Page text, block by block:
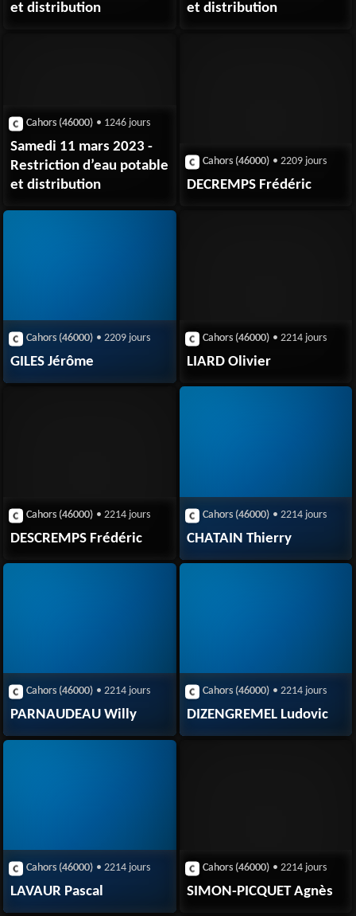
et distribution
et distribution
Cahors (46000) • 1246 jours
Samedi 11 mars 2023 -
Restriction d’eau potable
et distribution
Cahors (46000) • 2209 jours
DECREMPS Frédéric
Cahors (46000) • 2209 jours
GILES Jérôme
Cahors (46000) • 2214 jours
LIARD Olivier
Cahors (46000) • 2214 jours
DESCREMPS Frédéric
Cahors (46000) • 2214 jours
CHATAIN Thierry
Cahors (46000) • 2214 jours
PARNAUDEAU Willy
Cahors (46000) • 2214 jours
DIZENGREMEL Ludovic
Cahors (46000) • 2214 jours
LAVAUR Pascal
Cahors (46000) • 2214 jours
SIMON-PICQUET Agnès